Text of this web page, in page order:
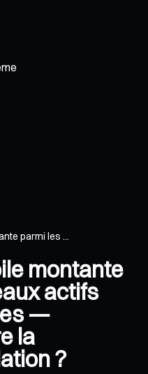
parmi les ...
montante
actifs
—
la
?